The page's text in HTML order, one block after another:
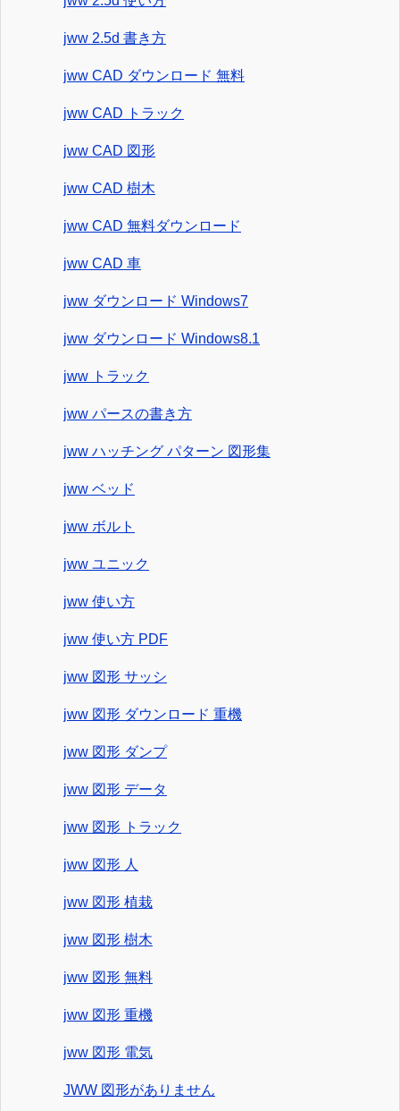
jww 2.5d 書き方
jww CAD ダウンロード 無料
jww CAD トラック
jww CAD 図形
jww CAD 樹木
jww CAD 無料ダウンロード
jww CAD 車
jww ダウンロード Windows7
jww ダウンロード Windows8.1
jww トラック
jww パースの書き方
jww ハッチング パターン 図形集
jww ベッド
jww ボルト
jww ユニック
jww 使い方
jww 使い方 PDF
jww 図形 サッシ
jww 図形 ダウンロード 重機
jww 図形 ダンプ
jww 図形 データ
jww 図形 トラック
jww 図形 人
jww 図形 植栽
jww 図形 樹木
jww 図形 無料
jww 図形 重機
jww 図形 電気
JWW 図形がありません